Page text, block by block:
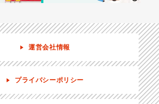
運営会社情報
プライバシーポリシー